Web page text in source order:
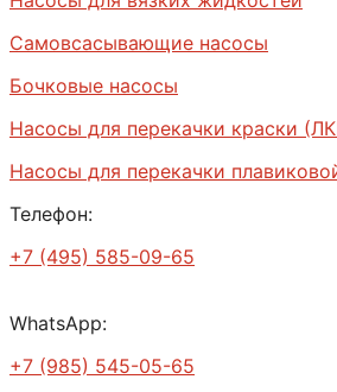
Самовсасывающие насосы
Бочковые насосы
Насосы для перекачки краски
Насосы для перекачки
Телефон:
+7 (495) 585-09-65
WhatsApp:
+7 (985) 545-05-65